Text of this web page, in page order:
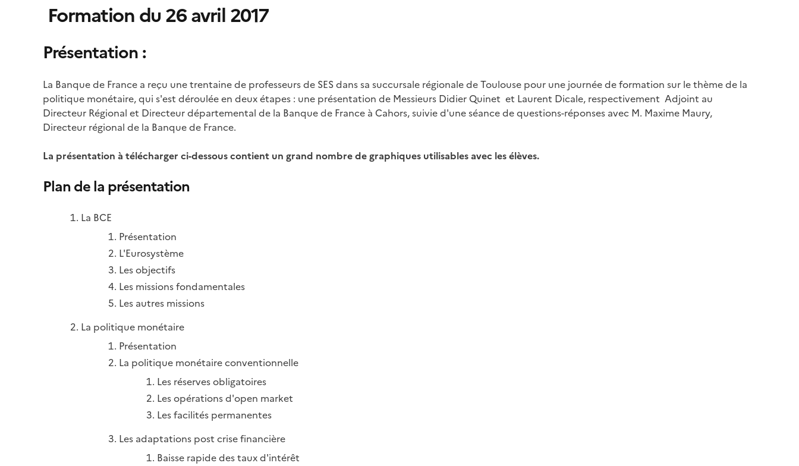
Formation du 26 avril 2017
Présentation :
La Banque de France a reçu une trentaine de professeurs de SES dans sa succursale régionale de Toulouse pour une journée de formation sur le thème de la
politique monétaire, qui s'est déroulée en deux étapes : une présentation de Messieurs Didier Quinet et Laurent Dicale, respectivement Adjoint au
Directeur Régional et Directeur départemental de la Banque de France à Cahors, suivie d'une séance de questions-réponses avec M. Maxime Maury,
Directeur régional de la Banque de France.
La présentation à télécharger ci-dessous contient un grand nombre de graphiques utilisables avec les élèves.
Plan de la présentation
La BCE
Présentation
L'Eurosystème
Les objectifs
Les missions fondamentales
Les autres missions
La politique monétaire
Présentation
La politique monétaire conventionnelle
Les réserves obligatoires
Les opérations d'open market
Les facilités permanentes
Les adaptations post crise financière
Baisse rapide des taux d'intérêt